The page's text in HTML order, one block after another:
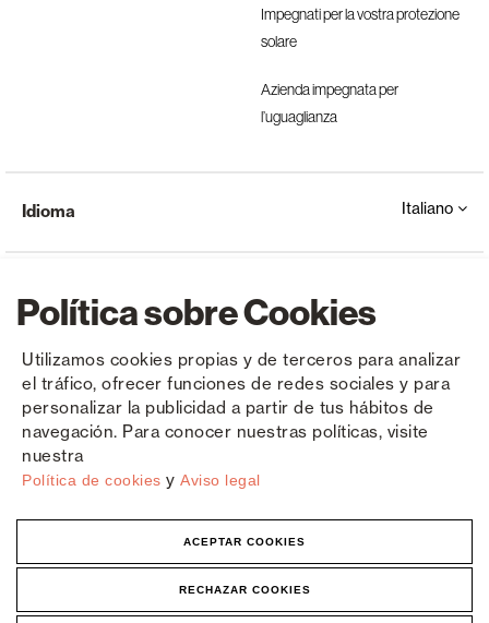
Política sobre Cookies
Utilizamos cookies propias y de terceros para analizar
el tráfico, ofrecer funciones de redes sociales y para
personalizar la publicidad a partir de tus hábitos de
navegación. Para conocer nuestras políticas, visite
nuestra
Política de cookies y Aviso legal
ACEPTAR COOKIES
RECHAZAR COOKIES
Impegnati per la vostra protezione
solare
Azienda impegnata per
l’uguaglianza
Copyright © Saxun 2023 - 2026 politica sulla riservatezza Avviso legale Cookies
Idioma Italiano